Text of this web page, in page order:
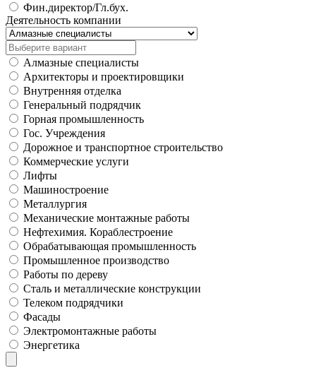
Фин.директор/Гл.бух.
Деятельность компании
Алмазные специалисты
Архитекторы и проектировщики
Внутренняя отделка
Генеральный подрядчик
Горная промышленность
Гос. Учреждения
Дорожное и транспортное строительство
Коммерческие услуги
Лифты
Машиностроение
Металлургия
Механические монтажные работы
Нефтехимия. Кораблестроение
Обрабатывающая промышленность
Промышленное производство
Работы по дереву
Сталь и металлические конструкции
Телеком подрядчики
Фасады
Электромонтажные работы
Энергетика